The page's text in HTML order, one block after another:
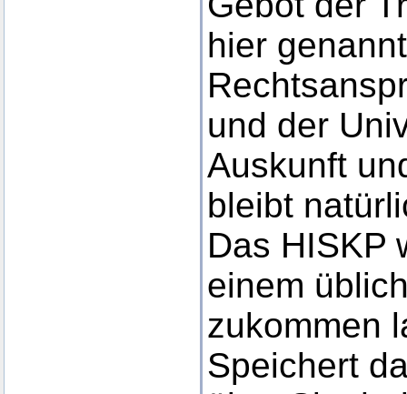
hier
und der
Auskunft
bleibt
Das HISKP
einem
zukommen
Speichert